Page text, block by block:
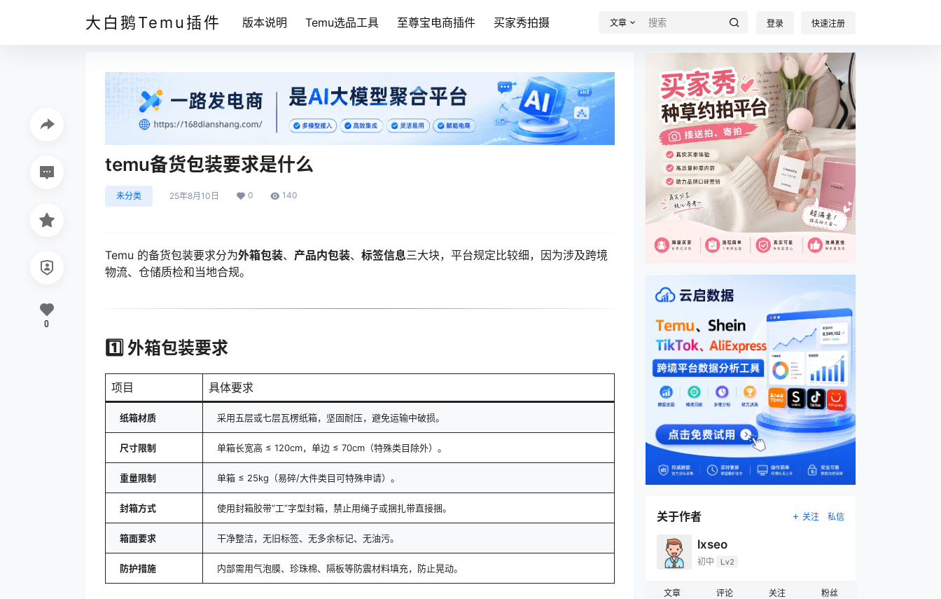
大白鹅Temu插件 版本说明 Temu选品工具 至尊宝电商插件 买家秀拍摄 文章 登录 快速注册
temu备货包装要求是什么
未分类 25年8月10日 0 140
Temu 的备货包装要求分为外箱包装、 产品内包装、 标签信息三大块，平台规定比较细，因为涉及跨境
物流、仓储质检和当地合规。
1️⃣ 外箱包装要求
项目 具体要求
纸箱材质 采用五层或七层瓦楞纸箱，坚固耐压，避免运输中破损。
尺寸限制 单箱长宽高 ≤ 120cm，单边 ≤ 70cm（特殊类目除外）。
重量限制 单箱 ≤ 25kg（易碎/大件类目可特殊申请）。
封箱方式 使用封箱胶带“工”字型封箱，禁止用绳子或捆扎带直接捆。
箱面要求 干净整洁，无旧标签、无多余标记、无油污。
防护措施 内部需用气泡膜、珍珠棉、隔板等防震材料填充，防止晃动。
0
关于作者 关注 私信
lxseo
初中 Lv2
文章 评论 关注 粉丝